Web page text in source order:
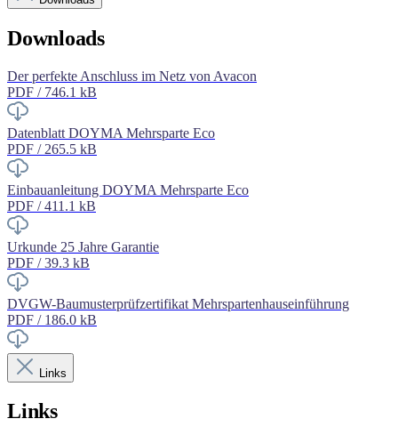
Downloads
Der perfekte Anschluss im Netz von Avacon
PDF / 746.1 kB
Datenblatt DOYMA Mehrsparte Eco
PDF / 265.5 kB
Einbauanleitung DOYMA Mehrsparte Eco
PDF / 411.1 kB
Urkunde 25 Jahre Garantie
PDF / 39.3 kB
DVGW-Baumusterprüfzertifikat Mehrspartenhauseinführung
PDF / 186.0 kB
Links
Links